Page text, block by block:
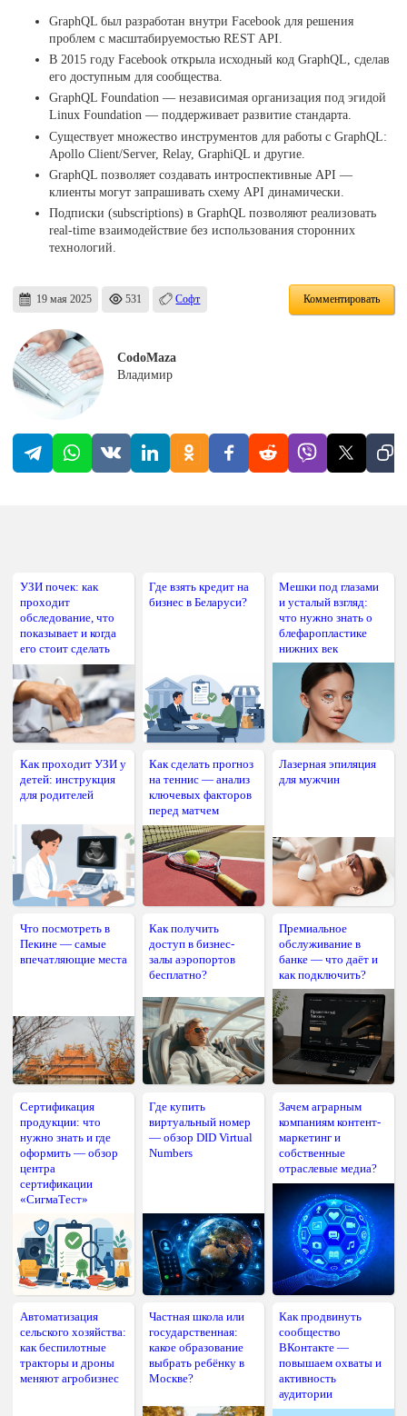
GraphQL был разработан внутри Facebook для решения
проблем с масштабируемостью REST API.
В 2015 году Facebook открыла исходный код GraphQL, сделав
его доступным для сообщества.
GraphQL Foundation — независимая организация под эгидой
Linux Foundation — поддерживает развитие стандарта.
Существует множество инструментов для работы с GraphQL:
Apollo Client/Server, Relay, GraphiQL и другие.
GraphQL позволяет создавать интроспективные API —
клиенты могут запрашивать схему API динамически.
Подписки (subscriptions) в GraphQL позволяют реализовать
real-time взаимодействие без использования сторонних
технологий.
19 мая 2025 531 Софт Комментировать
CodoMaza
Владимир
УЗИ почек: как
проходит
обследование, что
показывает и когда
его стоит сделать
Где взять кредит на
бизнес в Беларуси?
Мешки под глазами
и усталый взгляд:
что нужно знать о
блефаропластике
нижних век
Как проходит УЗИ у
детей: инструкция
для родителей
Как сделать прогноз
на теннис — анализ
ключевых факторов
перед матчем
Лазерная эпиляция
для мужчин
Что посмотреть в
Пекине — самые
впечатляющие места
Как получить
доступ в бизнес-
залы аэропортов
бесплатно?
Премиальное
обслуживание в
банке — что даёт и
как подключить?
Сертификация
продукции: что
нужно знать и где
оформить — обзор
центра
сертификации
«СигмаТест»
Где купить
виртуальный номер
— обзор DID Virtual
Numbers
Зачем аграрным
компаниям контент-
маркетинг и
собственные
отраслевые медиа?
Автоматизация
сельского хозяйства:
как беспилотные
тракторы и дроны
меняют агробизнес
Частная школа или
государственная:
какое образование
выбрать ребёнку в
Москве?
Как продвинуть
сообщество
ВКонтакте —
повышаем охваты и
активность
аудитории